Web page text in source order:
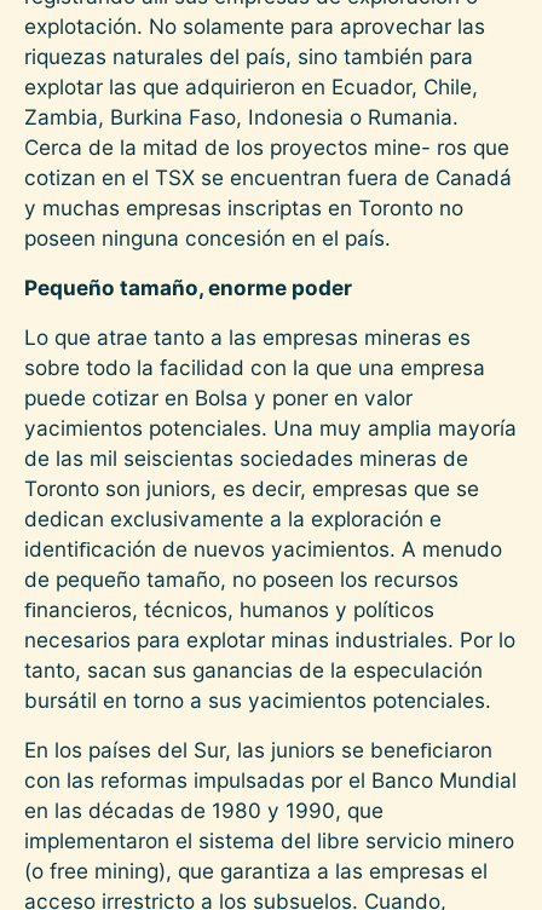
explotación. No solamente para aprovechar las
riquezas naturales del país, sino también para
explotar las que adquirieron en Ecuador, Chile,
Zambia, Burkina Faso, Indonesia o Rumania.
Cerca de la mitad de los proyectos mine- ros que
cotizan en el TSX se encuentran fuera de Canadá
y muchas empresas inscriptas en Toronto no
poseen ninguna concesión en el país.
Pequeño tamaño, enorme poder
Lo que atrae tanto a las empresas mineras es
sobre todo la facilidad con la que una empresa
puede cotizar en Bolsa y poner en valor
yacimientos potenciales. Una muy amplia mayoría
de las mil seiscientas sociedades mineras de
Toronto son juniors, es decir, empresas que se
dedican exclusivamente a la exploración e
identiﬁcación de nuevos yacimientos. A menudo
de pequeño tamaño, no poseen los recursos
ﬁnancieros, técnicos, humanos y políticos
necesarios para explotar minas industriales. Por lo
tanto, sacan sus ganancias de la especulación
bursátil en torno a sus yacimientos potenciales.
En los países del Sur, las juniors se beneﬁciaron
con las reformas impulsadas por el Banco Mundial
en las décadas de 1980 y 1990, que
implementaron el sistema del libre servicio minero
(o free mining), que garantiza a las empresas el
acceso irrestricto a los subsuelos. Cuando,